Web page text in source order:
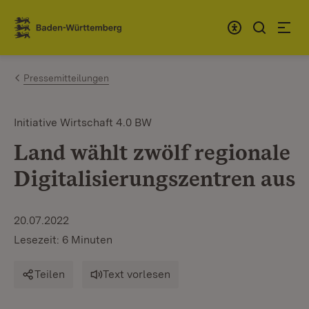
Zum Inhalt springen
Link zur Startseite
Pressemitteilungen
Initiative Wirtschaft 4.0 BW
Land wählt zwölf regionale
Digitalisierungszentren aus
20.07.2022
Lesezeit: 6 Minuten
Teilen Text vorlesen